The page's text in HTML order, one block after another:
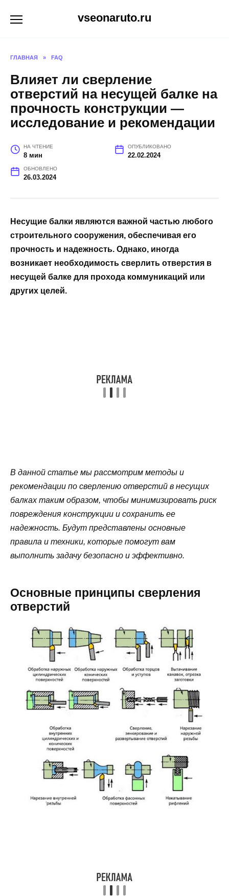
vseonaruto.ru
ГЛАВНАЯ » FAQ
Влияет ли сверление
отверстий на несущей балке на
прочность конструкции —
исследование и рекомендации
НА ЧТЕНИЕ
8 мин
ОПУБЛИКОВАНО
22.02.2024
ОБНОВЛЕНО
26.03.2024
Несущие балки являются важной частью любого
строительного сооружения, обеспечивая его
прочность и надежность. Однако, иногда
возникает необходимость сверлить отверстия в
несущей балке для прохода коммуникаций или
других целей.
В данной статье мы рассмотрим методы и
рекомендации по сверлению отверстий в несущих
балках таким образом, чтобы минимизировать риск
повреждения конструкции и сохранить ее
надежность. Будут представлены основные
правила и техники, которые помогут вам
выполнить задачу безопасно и эффективно.
Основные принципы сверления
отверстий